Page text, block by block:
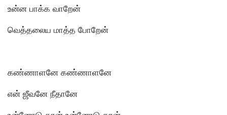
உன்ன பாக்க வாறேன்
வெத்தலைய மாத்த போறேன்
கண்ணாளனே கண்ணாளனே
என் ஜீவனே நீதானே